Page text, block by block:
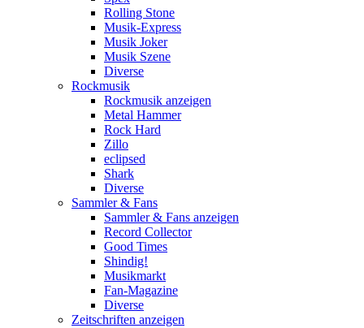
Rolling Stone
Musik-Express
Musik Joker
Musik Szene
Diverse
Rockmusik
Rockmusik anzeigen
Metal Hammer
Rock Hard
Zillo
eclipsed
Shark
Diverse
Sammler & Fans
Sammler & Fans anzeigen
Record Collector
Good Times
Shindig!
Musikmarkt
Fan-Magazine
Diverse
Zeitschriften anzeigen